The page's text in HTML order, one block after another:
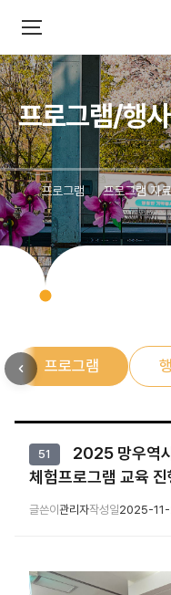
프로그램 프로그램 자
프로그램/행사
프로그램
51
2025 망우역
체험프로그램 교육 진
글쓴이 관리자작성일2025-